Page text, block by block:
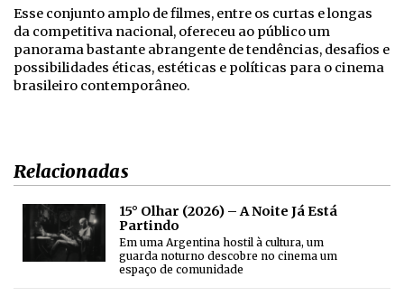
Esse conjunto amplo de filmes, entre os curtas e longas
da competitiva nacional, ofereceu ao público um
panorama bastante abrangente de tendências, desafios e
possibilidades éticas, estéticas e políticas para o cinema
brasileiro contemporâneo.
Relacionadas
15° Olhar (2026) – A Noite Já Está
Partindo
Em uma Argentina hostil à cultura, um
guarda noturno descobre no cinema um
espaço de comunidade